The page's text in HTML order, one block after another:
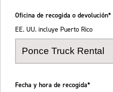
Oficina de recogida o devolución*
EE. UU. incluye Puerto Rico
Fecha y hora de recogida*